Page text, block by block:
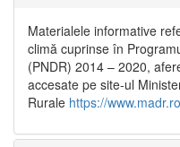
Materialele informative
climă cuprinse în
(PNDR) 2014 – 2020,
accesate pe site-ul
Rurale https://